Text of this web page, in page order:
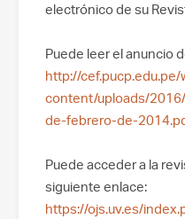
electrónico de su
Puede leer el anuncio
http://cef.pucp.edu.pe/
content/uploads/
de-febrero-de-
Puede acceder a la
siguiente enlace:
https://ojs.uv.es/